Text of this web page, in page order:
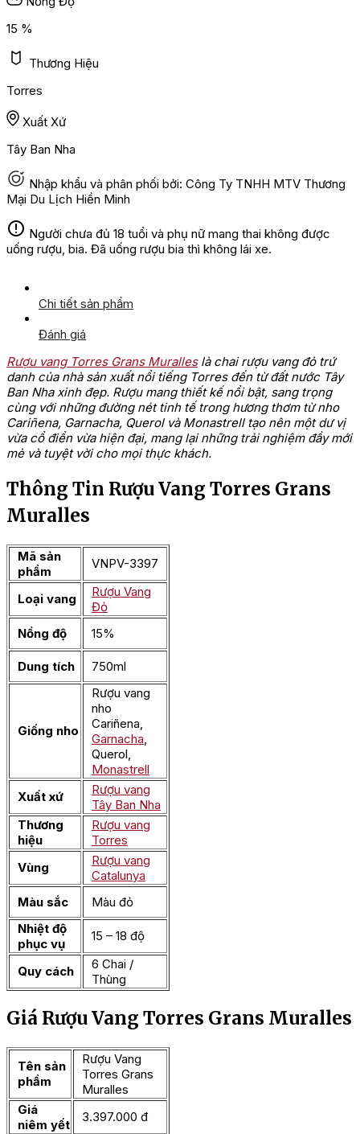
15 %
Thương Hiệu
Torres
Xuất Xứ
Tây Ban Nha
Nhập khẩu và phân phối bởi: Công Ty TNHH MTV Thương
Mại Du Lịch Hiền Minh
Người chưa đủ 18 tuổi và phụ nữ mang thai không được
uống rượu, bia. Đã uống rượu bia thì không lái xe.
Chi tiết sản phẩm
Đánh giá
Rượu vang Torres Grans Muralleslà chai rượu vang đỏ trứ
danh của nhà sản xuất nổi tiếng Torres đến từ đất nước Tây
Ban Nha xinh đẹp. Rượu mang thiết kế nổi bật, sang trọng
cùng với những đường nét tinh tế trong hương thơm từ nho
Cariñena, Garnacha, Querol và Monastrell tạo nên một dư vị
vừa cổ điển vừa hiện đại, mang lại những trải nghiệm đầy mới
mẻ và tuyệt vời cho mọi thực khách.
Thông Tin Rượu Vang Torres Grans
Muralles
Mã sản
phẩm
VNPV-3397
Loại vang
Rượu Vang
Đỏ
Nồng độ
15%
Dung tích 750ml
Giống nho
Rượu vang
nho
Cariñena,
Garnacha
Querol,
Monastrell
Xuất xứ
Rượu vang
Tây Ban Nha
Thương
hiệu
Rượu vang
Torres
Vùng
Rượu vang
Catalunya
Màu sắc
Màu đỏ
Nhiệt độ
phục vụ
15 – 18 độ
Quy cách
6 Chai /
Thùng
Giá Rượu Vang Torres Grans Muralles
Tên sản
phẩm
Rượu Vang
Torres Grans
Muralles
Giá
niêm yết
3.397.000 đ